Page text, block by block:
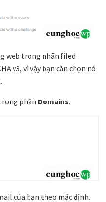
web trong nhãn filed.
v3, vì vậy bạn cần chọn nó
phần Domains.
của bạn theo mặc định.